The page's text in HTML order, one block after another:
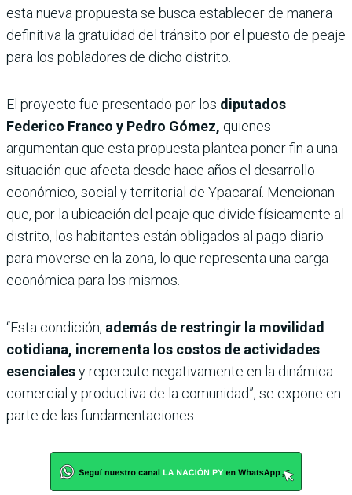
esta nueva propuesta se busca establecer de manera
definitiva la gratuidad del tránsito por el puesto de peaje
para los pobladores de dicho distrito.
El proyecto fue presentado por los diputados
Federico Franco y Pedro Gómez, quienes
argumentan que esta propuesta plantea poner fin a una
situación que afecta desde hace años el desarrollo
económico, social y territorial de Ypacaraí. Mencionan
que, por la ubicación del peaje que divide físicamente al
distrito, los habitantes están obligados al pago diario
para moverse en la zona, lo que representa una carga
económica para los mismos.
“Esta condición, además de restringir la movilidad
cotidiana, incrementa los costos de actividades
esencialesy repercute negativamente en la dinámica
comercial y productiva de la comunidad”, se expone en
parte de las fundamentaciones.